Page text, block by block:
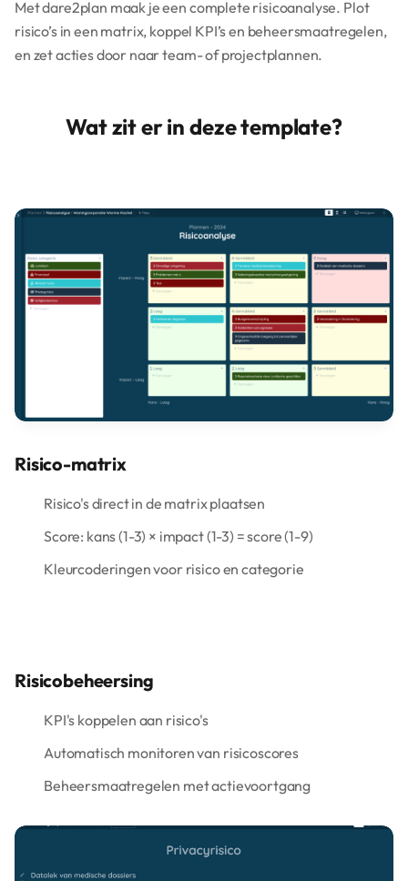
Met dare2plan maak je een complete risicoanalyse. Plot
risico’s in een matrix, koppel KPI’s en beheersmaatregelen,
en zet acties door naar team- of projectplannen.
Wat zit er in deze template?
Risico-matrix
Risico's direct in de matrix plaatsen
Score: kans (1-3) × impact (1-3) = score (1-9)
Kleurcoderingen voor risico en categorie
Risicobeheersing
KPI's koppelen aan risico's
Automatisch monitoren van risicoscores
Beheersmaatregelen met actievoortgang